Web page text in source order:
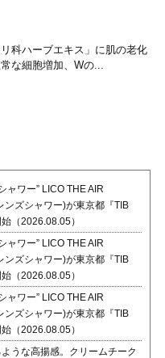
科ハーブエキス」に肌の老化
な細胞増加、Wの...
ャワー” LICO THE AIR
ズシャワー)が東京都『TIB
（2026.08.05）
ャワー” LICO THE AIR
ズシャワー)が東京都『TIB
（2026.08.05）
ャワー” LICO THE AIR
ズシャワー)が東京都『TIB
（2026.08.05）
うな高揚感。クリームチーク